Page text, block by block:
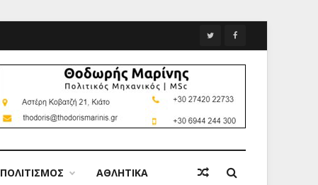
ΠΟΛΙΤΙΣΜΟΣ ΑΘΛΗΤΙΚΑ